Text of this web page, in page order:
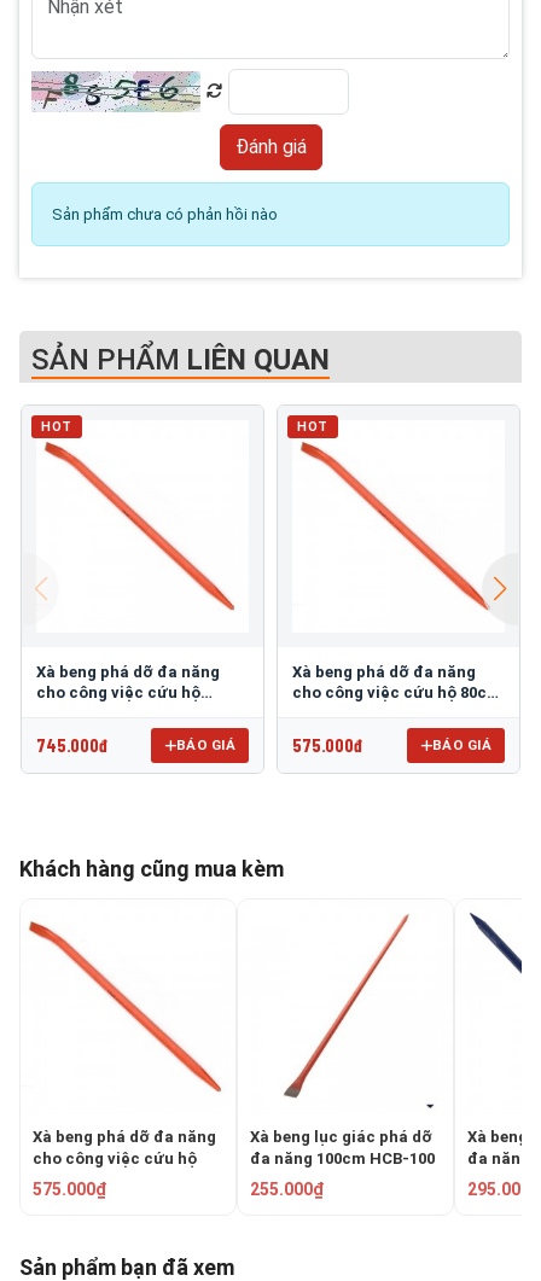
Sản phẩm chưa có phản hồi nào
SẢN PHẨM LIÊN QUAN
HOT
Xà beng phá dỡ đa năng
cho công việc cứu hộ
745.000đ BÁO GIÁ
HOT
Xà beng phá dỡ đa năng
cho công việc cứu hộ 80cm
575.000đ BÁO GIÁ
Khách hàng cũng mua kèm
Xà beng phá dỡ đa năng
cho công việc cứu hộ
80cm ASAKI AK-9652
575.000₫
Xà beng lục giác phá dỡ
đa năng 100cm HCB-100
255.000₫
Xà beng
đa năng
295.000₫
Sản phẩm bạn đã xem